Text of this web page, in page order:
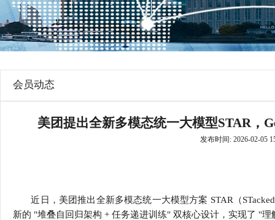
学会章程
行
贸易与流
会员动态
美团提出全新多模态统一大模型STAR，
发布时间: 2026-02-05
近日，美团推出全新多模态统一大模型方案 STAR（
新的 "堆叠自回归架构 + 任务递进训练" 双核心设计，实现了 "